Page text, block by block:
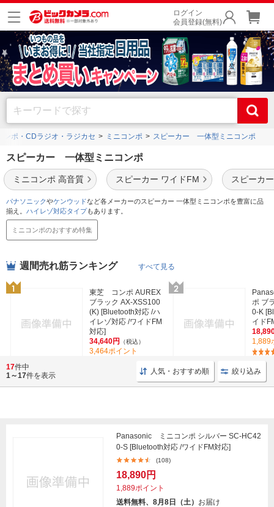
ログイン
会員登録(無料)
ンポ・CDラジオ・ラジカセ ミニコンポ スピーカー 一体型ミニコンポ
スピーカー 一体型ミニコンポ
ミニコンポ 高音質 スピーカー ワイドFM スピーカ
パナソニックやケンウッドなど各メーカーのスピーカー 一体型ミニコンポを豊富に品
揃え。 ハイレゾ対応タイプもあります。
ミニコンポのおすすめ特集
週間売れ筋ランキング すべて見る
東芝 コンポ AUREX
ブラック AX-XSS100
(K) [Bluetooth対応 /ハ
イレゾ対応 /ワイドFM
対応]
34,640円
（税込）
3,464ポイント
ポ ブ
0-K
イド
1,889
17件中
1～17件を表示 人気・おすすめ順 絞り込み
Panasonic ミニコンポ シルバー SC-HC42
0-S [Bluetooth対応 /ワイドFM対応]
(108)
18,890円
1,889ポイント
送料無料、8月8日（土） お届け